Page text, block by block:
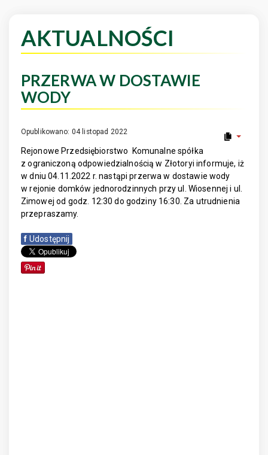
AKTUALNOŚCI
PRZERWA W DOSTAWIE
WODY
Opublikowano: 04 listopad 2022
Rejonowe Przedsiębiorstwo Komunalne spółka
z ograniczoną odpowiedzialnością w Złotoryi informuje, iż
w dniu 04.11.2022 r. nastąpi przerwa w dostawie wody
w rejonie domków jednorodzinnych przy ul. Wiosennej i ul.
Zimowej od godz. 12:30 do godziny 16:30. Za utrudnienia
przepraszamy.
f Udostępnij